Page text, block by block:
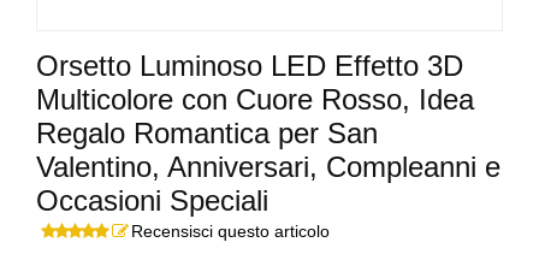
Orsetto Luminoso LED Effetto 3D
Multicolore con Cuore Rosso, Idea
Regalo Romantica per San
Valentino, Anniversari, Compleanni e
Occasioni Speciali
Recensisci questo articolo